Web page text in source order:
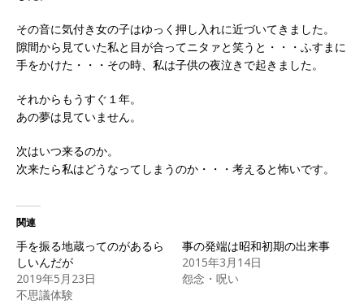
その音に気付き女の子はゆっく押し入れに近づいてきました。
隙間から見ていた私と目が合ってニタァと笑うと・・・ふすまに
手をかけた・・・その時、私は子供の夜泣きで起きました。
それからもうすぐ１年。
あの夢は見ていません。
次はいつ来るのか。
次来たら私はどうなってしまうのか・・・考えると怖いです。
関連
手を振る地蔵ってのがあるら
しいんだが
2019年5月23日
不思議体験
事の発端は昭和初期の出来事
2015年3月14日
怨念・呪い